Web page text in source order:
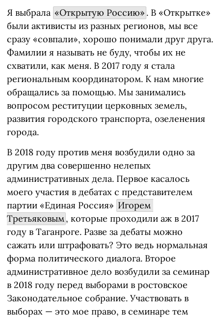
Я выбрала «Открытую Россию» . В «Открытке»
были активисты из разных регионов, мы все
сразу «совпали», хорошо понимали друг друга.
Фамилии я называть не буду, чтобы их не
схватили, как меня. В 2017 году я стала
региональным координатором. К нам многие
обращались за помощью. Мы занимались
вопросом реституции церковных земель,
развития городского транспорта, озеленения
города.
В 2018 году против меня возбудили одно за
другим два совершенно нелепых
административных дела. Первое касалось
моего участия в дебатах с представителем
партии «Единая Россия» Игорем
Третьяковым, которые проходили аж в 2017
году в Таганроге. Разве за дебаты можно
сажать или штрафовать? Это ведь нормальная
форма политического диалога. Второе
административное дело возбудили за семинар
в 2018 году перед выборами в ростовское
Законодательное собрание. Участвовать в
выборах — это мое право, в семинаре тем